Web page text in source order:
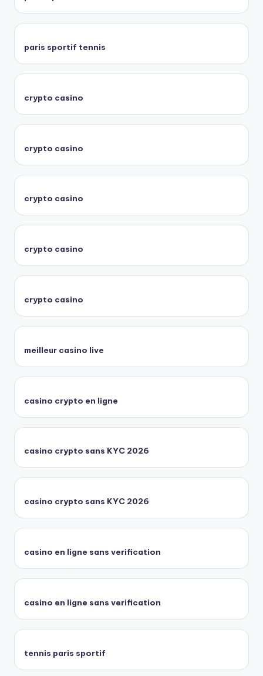
paris sportif tennis
crypto casino
crypto casino
crypto casino
crypto casino
crypto casino
meilleur casino live
casino crypto en ligne
casino crypto sans KYC 2026
casino crypto sans KYC 2026
casino en ligne sans verification
casino en ligne sans verification
tennis paris sportif